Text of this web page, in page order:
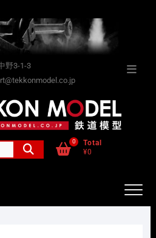
野3-1-3
索
0
Total
¥0